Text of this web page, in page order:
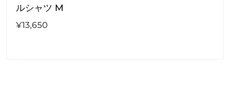
ルシャツ M
¥13,650